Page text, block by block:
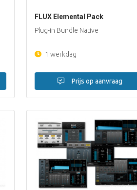
FLUX Elemental Pack
Plug-in Bundle Native
1 werkdag
Prijs op aanvraag